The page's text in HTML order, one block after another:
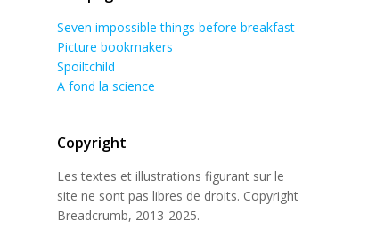
Seven impossible things before breakfast
Picture bookmakers
Spoiltchild
A fond la science
Copyright
Les textes et illustrations figurant sur le
site ne sont pas libres de droits. Copyright
Breadcrumb, 2013-2025.